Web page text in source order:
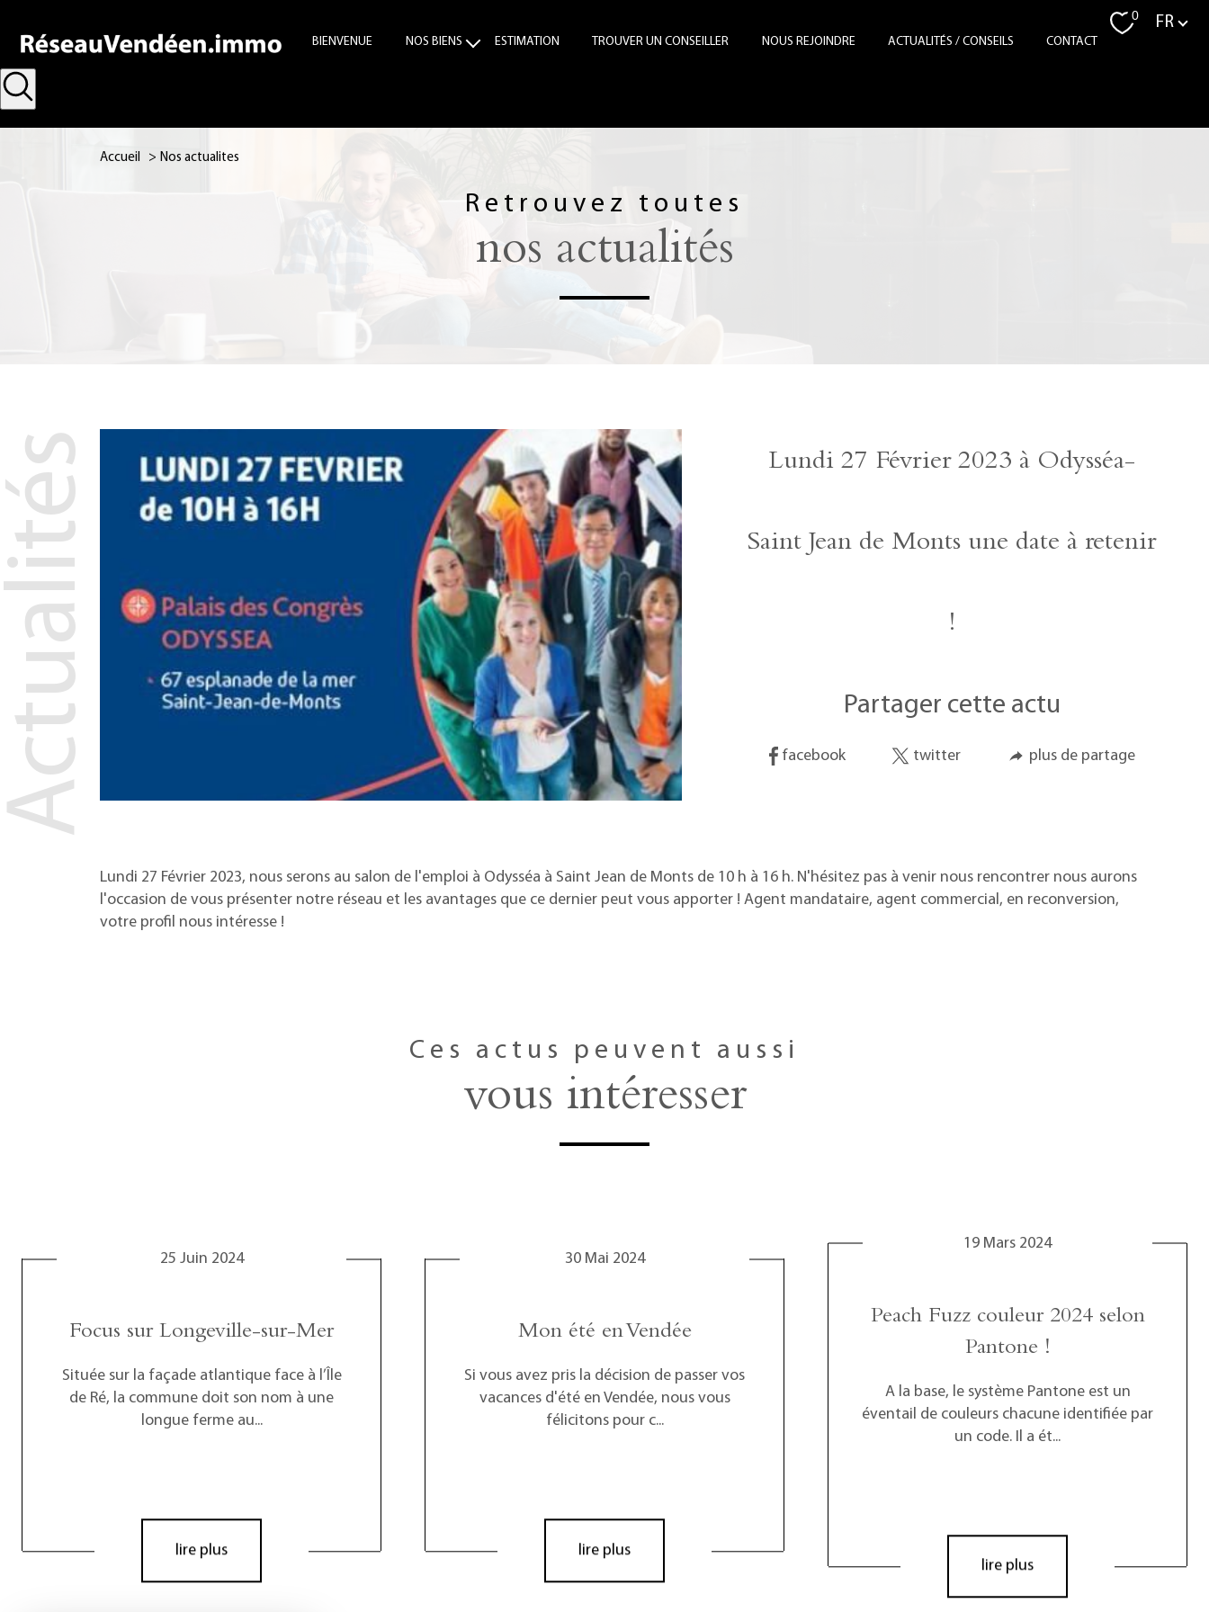
0 Langue
FR
BIENVENUE NOS BIENS ESTIMATION TROUVER UN CONSEILLER NOUS REJOINDRE ACTUALITÉS / CONSEILS CONTACT
Accueil Nos actualites
Retrouvez toutes
nos actualités
Actualités Lundi 27 Février 2023 à Odysséa-
Saint Jean de Monts une date à retenir
!
Partager cette actu
facebook twitter plus de partage
Lundi 27 Février 2023, nous serons au salon de l'emploi à Odysséa à Saint Jean de Monts de 10 h à 16 h. N'hésitez pas à venir nous rencontrer nous aurons
l'occasion de vous présenter notre réseau et les avantages que ce dernier peut vous apporter ! Agent mandataire, agent commercial, en reconversion,
votre profil nous intéresse !
Ces actus peuvent aussi
vous intéresser
25 Juin 2024
Focus sur Longeville-sur-Mer
Située sur la façade atlantique face à l’Île
de Ré, la commune doit son nom à une
longue ferme au...
lire plus
30 Mai 2024
Mon été en Vendée
Si vous avez pris la décision de passer vos
vacances d'été en Vendée, nous vous
félicitons pour c...
lire plus
19 Mars 2024
Peach Fuzz couleur 2024 selon
Pantone !
A la base, le système Pantone est un
éventail de couleurs chacune identifiée par
un code. Il a ét...
lire plus